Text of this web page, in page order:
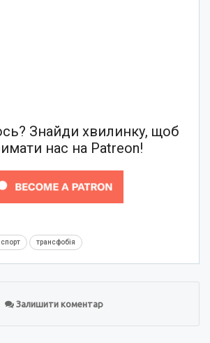
Знайди хвилинку, щоб
нас на Patreon!
спорт трансфобія
Залишити коментар